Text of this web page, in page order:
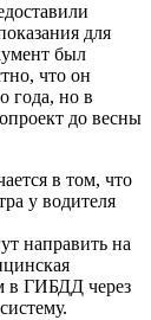
для
был
что он
года, но в
до весны
в том, что
у водителя
направить на
в ГИБДД через